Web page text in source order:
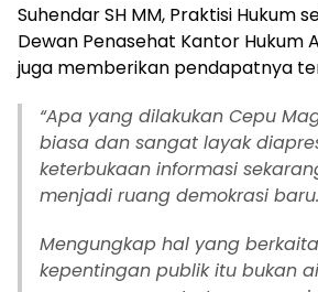
Suhendar SH MM, Praktisi Hukum
Dewan Penasehat Kantor Hukum
juga memberikan pendapatnya
“Apa yang dilakukan Cepu
biasa dan sangat layak
keterbukaan informasi
menjadi ruang demokrasi baru.
Mengungkap hal yang
kepentingan publik itu bukan